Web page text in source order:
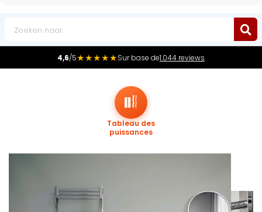
4,6/5★★★★★Sur base de1.044 reviews
Tableau des
puissances